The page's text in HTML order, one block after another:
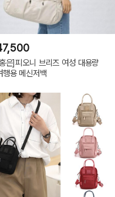
은]피오니 브리즈 여성 대용량
행용 메신저백